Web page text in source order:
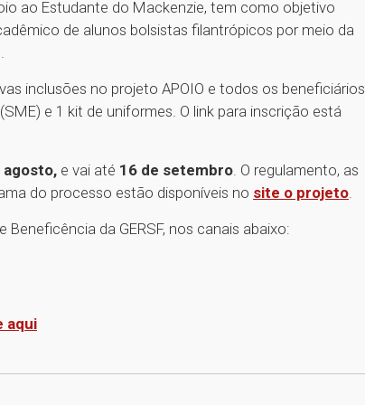
ao Estudante do Mackenzie, tem como objetivo
de alunos bolsistas filantrópicos por meio da
inclusões no projeto APOIO e todos os beneficiários
e 1 kit de uniformes. O link para inscrição está
agosto, e vai até 16 de setembro. O regulamento, as
do processo estão disponíveis no site o projeto.
da GERSF, nos canais abaixo:
aqui
1